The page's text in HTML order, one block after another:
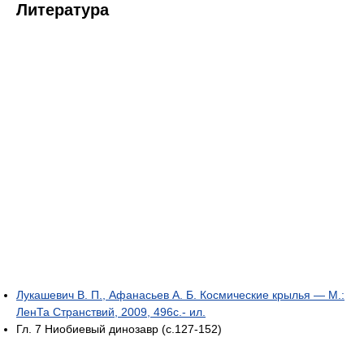
Литература
Лукашевич В. П., Афанасьев А. Б. Космические крылья — М.:
ЛенТа Странствий, 2009, 496с.- ил.
Гл. 7 Ниобиевый динозавр (с.127-152)